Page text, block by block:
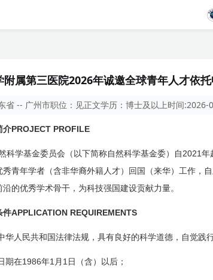
附属第三医院2026年诚邀全球青年人才依
省 -- 广州市职位： 见正文学历： 博士及以上时间:2026-
介PROJECT PROFILE
科学基金委员会（以下简称自然科学基金委）自 2021 年
秀青年学者（含非华裔外籍人才）回国（来华）工作，
的优秀学术骨干，为科技强国建设贡献力量。
件APPLICATION REQUIREMENTS
华人民共和国法律法规，具有良好的科学道德，自觉践
期在1986年1 月 1 日 （含）以后；